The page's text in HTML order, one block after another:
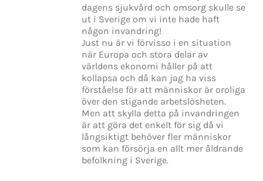
dagens sjukvård och omsorg skulle se
ut i Sverige om vi inte hade haft
någon invandring!
Just nu är vi förvisso i en situation
när Europa och stora delar av
världens ekonomi håller på att
kollapsa och då kan jag ha viss
förståelse för att människor är oroliga
över den stigande arbetslösheten.
Men att skylla detta på invandringen
är att göra det enkelt för sig då vi
långsiktigt behöver fler människor
som kan försörja en allt mer åldrande
befolkning i Sverige.